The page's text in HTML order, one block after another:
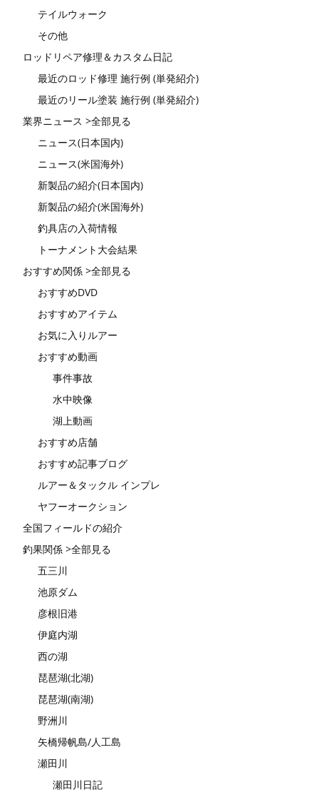
テイルウォーク
その他
ロッドリペア修理＆カスタム日記
最近のロッド修理 施行例 (単発紹介)
最近のリール塗装 施行例 (単発紹介)
業界ニュース >全部見る
ニュース(日本国内)
ニュース(米国海外)
新製品の紹介(日本国内)
新製品の紹介(米国海外)
釣具店の入荷情報
トーナメント大会結果
おすすめ関係 >全部見る
おすすめDVD
おすすめアイテム
お気に入りルアー
おすすめ動画
事件事故
水中映像
湖上動画
おすすめ店舗
おすすめ記事ブログ
ルアー＆タックル インプレ
ヤフーオークション
全国フィールドの紹介
釣果関係 >全部見る
五三川
池原ダム
彦根旧港
伊庭内湖
西の湖
琵琶湖(北湖)
琵琶湖(南湖)
野洲川
矢橋帰帆島/人工島
瀬田川
瀬田川日記